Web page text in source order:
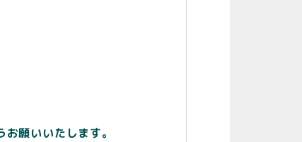
願いいたします。